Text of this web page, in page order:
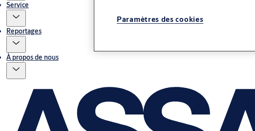
Service
Reportages
À propos de nous
Paramètres des cookies